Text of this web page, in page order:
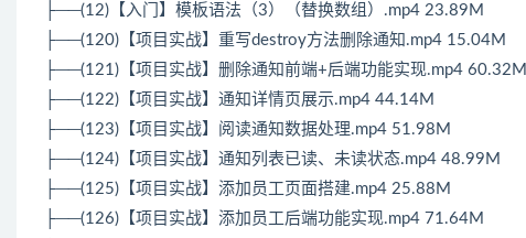
├──(12)【入门】模板语法（3）（替换数组）.mp4 23.89M
├──(120)【项目实战】重写destroy方法删除通知.mp4 15.04M
├──(121)【项目实战】删除通知前端+后端功能实现.mp4 60.32M
├──(122)【项目实战】通知详情页展示.mp4 44.14M
├──(123)【项目实战】阅读通知数据处理.mp4 51.98M
├──(124)【项目实战】通知列表已读、未读状态.mp4 48.99M
├──(125)【项目实战】添加员工页面搭建.mp4 25.88M
├──(126)【项目实战】添加员工后端功能实现.mp4 71.64M